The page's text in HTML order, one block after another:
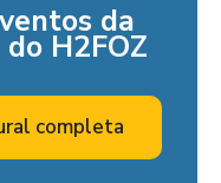
da
H2FOZ
completa